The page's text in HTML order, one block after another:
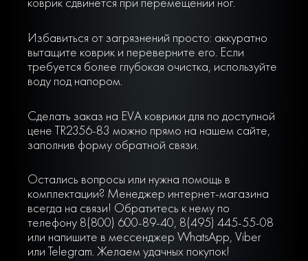
Избавиться от загрязнений просто: аккуратно
вытащите коврик и переверните его. Если
требуется более глубокая очистка, используйте
воду под напором.
Сделать заказ на EVA коврики для по доступной
цене TR2356-83 можно прямо на нашем сайте,
заполнив форму обратной связи.
Остались вопросы или нужна помощь в
комплектации? Менеджер интернет-магазина
всегда на связи! Обратитесь к нему по
телефону 8(800) 600-89-40, 8(495) 445-55-08
или напишите в мессенджер WhatsApp, Viber
или Telegram. Желаем удачных покупок!